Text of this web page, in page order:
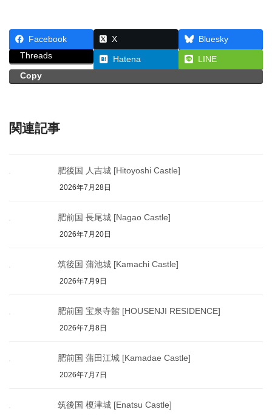
Facebook X
Bluesky
Threads
Hatena
LINE
Copy
関連記事
肥後国 人吉城 [Hitoyoshi Castle]
2026年7月28日
肥前国 長尾城 [Nagao Castle]
2026年7月20日
筑後国 蒲池城 [Kamachi Castle]
2026年7月9日
肥前国 宝泉寺館 [HOUSENJI RESIDENCE]
2026年7月8日
肥前国 蒲田江城 [Kamadae Castle]
2026年7月7日
筑後国 榎津城 [Enatsu Castle]